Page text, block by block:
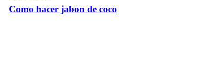
Como hacer jabon de coco